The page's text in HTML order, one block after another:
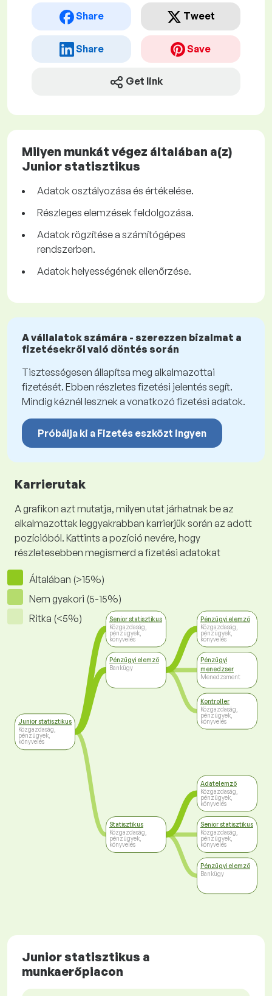
Share Tweet
Share Save
Get link
Milyen munkát végez általában a(z)
Junior statisztikus
Adatok osztályozása és értékelése.
Részleges elemzések feldolgozása.
Adatok rögzítése a számítógépes
rendszerben.
Adatok helyességének ellenőrzése.
A vállalatok számára - szerezzen bizalmat a
fizetésekről való döntés során
Tisztességesen állapítsa meg alkalmazottai
fizetését. Ebben részletes fizetési jelentés segít.
Mindig kéznél lesznek a vonatkozó fizetési adatok.
Próbálja ki a Fizetés eszközt ingyen
Karrierutak
A grafikon azt mutatja, milyen utat járhatnak be az
alkalmazottak leggyakrabban karrierjük során az adott
pozícióból. Kattints a pozíció nevére, hogy
részletesebben megismerd a fizetési adatokat
Általában (>15%)
Nem gyakori (5-15%)
Ritka (<5%)
Junior statisztikus
Közgazdaság,
pénzügyek,
könyvelés
Senior statisztikus
Közgazdaság,
pénzügyek,
könyvelés
Pénzügyi elemző
Bankügy
Statisztikus
Közgazdaság,
pénzügyek,
könyvelés
Pénzügyi elemző
Közgazdaság,
pénzügyek,
könyvelés
Pénzügyi
menedzser
Menedzsment
Kontroller
Közgazdaság,
pénzügyek,
könyvelés
Adatelemző
Közgazdaság,
pénzügyek,
könyvelés
Senior statisztikus
Közgazdaság,
pénzügyek,
könyvelés
Pénzügyi elemző
Bankügy
Junior statisztikus a
munkaerőpiacon